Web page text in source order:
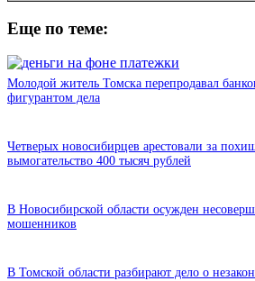
Еще по теме:
Молодой житель Томска перепродавал
фигурантом дела
Четверых новосибирцев арестовали за
вымогательство 400 тысяч рублей
В Новосибирской области осужден
мошенников
В Томской области разбирают дело о